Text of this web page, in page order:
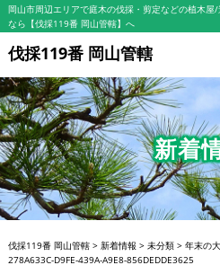
岡山市周辺エリアで庭木の伐採・剪定などの植木屋
なら【伐採119番 岡山管轄】へ
伐採119番 岡山管轄
新着
伐採119番 岡山管轄> 新着情報 > 未分類> 年末の
278A633C-D9FE-439A-A9E8-856DEDDE3625